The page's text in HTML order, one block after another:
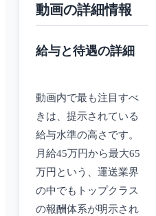
動画の詳細情報
給与と待遇の詳細
動画内で最も注目すべ
きは、提示されている
給与水準の高さです。
月給45万円から最大65
万円という、運送業界
の中でもトップクラス
の報酬体系が明示され